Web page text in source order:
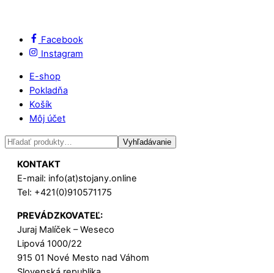
Facebook
Instagram
E-shop
Pokladňa
Košík
Môj účet
Hľadať: Vyhľadávanie
KONTAKT
E-mail: info(at)stojany.online
Tel: +421(0)910571175
PREVÁDZKOVATEĽ:
Juraj Malíček – Weseco
Lipová 1000/22
915 01 Nové Mesto nad Váhom